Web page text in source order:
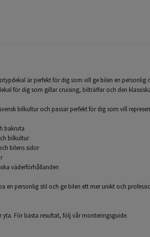
är perfekt för dig som vill ge bilen en
för dig som gillar cruising, bilträffar och den
bilkultur och passar perfekt för dig som vill
bakruta
bilkultur
bilens sidor
väderförhållanden
en personlig stil och ge bilen ett mer unikt och
yta. För bästa resultat, följ vår monteringsguide.